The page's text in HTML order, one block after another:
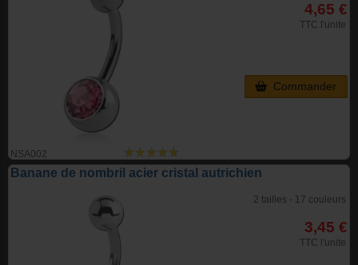
NSA002
4,65 €
TTC l'unite
Commander
Banane de nombril acier cristal autrichien
2 tailles - 17 couleurs
3,45 €
TTC l'unite